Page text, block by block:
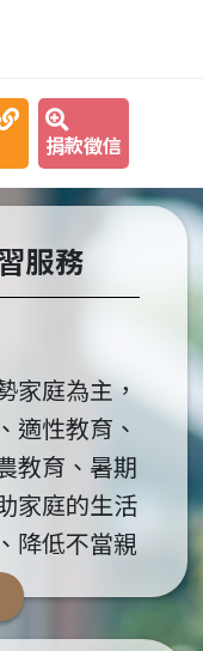
捐款徵信
服務
家庭為主，
適性教育、
教育、暑期
家庭的生活
降低不當親
家庭的弱勢